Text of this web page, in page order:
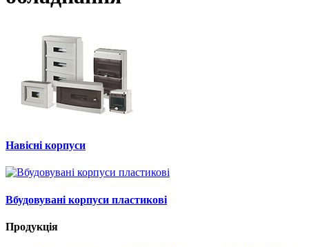
Навісні корпуси
Вбудовувані корпуси пластикові
Продукція